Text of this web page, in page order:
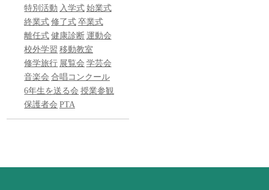
特別活動 入学式 始業式
終業式 修了式 卒業式
離任式 健康診断 運動会
校外学習 移動教室
修学旅行 展覧会 学芸会
音楽会 合唱コンクール
6年生を送る会 授業参観
保護者会 PTA